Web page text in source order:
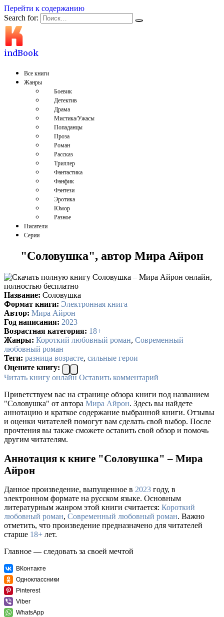
Перейти к содержанию
Search for:
indBook
Все книги
Жанры
Боевик
Детектив
Драма
Мистика/Ужасы
Попаданцы
Проза
Роман
Рассказ
Триллер
Фантастика
Фанфик
Фэнтези
Эротика
Юмор
Разное
Писатели
Серии
"Соловушка", автор Мира Айрон
Название: Соловушка
Формат книги: Электронная книга
Автор: Мира Айрон
Год написания: 2023
Возрастная категория: 18+
Жанры: Короткий любовный роман, Современный
любовный роман
Теги: разница возрасте, сильные герои
Оцените книгу:
Читать книгу онлайн Оставить комментарий
Приветствуем вас на странице обзора книги под названием
"Соловушка" от автора Мира Айрон. Здесь вы найдете
аннотацию и краткое содержание выбранной книги. Отзывы
и оценки читателей помогут вам сделать свой выбор. После
прочтения вы также сможете оставить свой обзор и помочь
другим читателям.
Аннотация к книге "Соловушка" – Мира
Айрон
Данное произведение, выпущенное в 2023 году, в
электронном формате на русском языке. Основным
литературным жанром этой книги считается: Короткий
любовный роман, Современный любовный роман. Важно
отметить, что произведение предназначено для читателей
старше 18+ лет.
Главное — следовать за своей мечтой
ВКонтакте
Одноклассники
Pinterest
Viber
WhatsApp